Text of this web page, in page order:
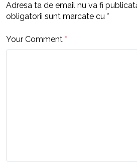
Adresa ta de email nu va fi
obligatorii sunt marcate cu *
Your Comment *